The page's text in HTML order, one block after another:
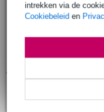
intrekken via de
Cookiebeleid en